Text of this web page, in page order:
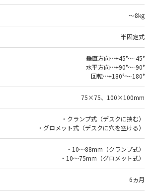
～8kg
半固定式
垂直方向…+45°～-45°
水平方向…+90°～-90°
回転…+180°～-180°
75×75、100×100mm
・クランプ式（デスクに挟む）
・グロメット式（デスクに穴を空ける）
・10～88mm（クランプ式）
・10～75mm（グロメット式）
6ヵ月